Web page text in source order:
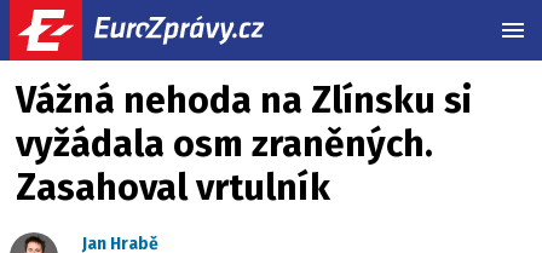
Vážná nehoda na Zlínsku si
vyžádala osm zraněných.
Zasahoval vrtulník
Jan Hrabě